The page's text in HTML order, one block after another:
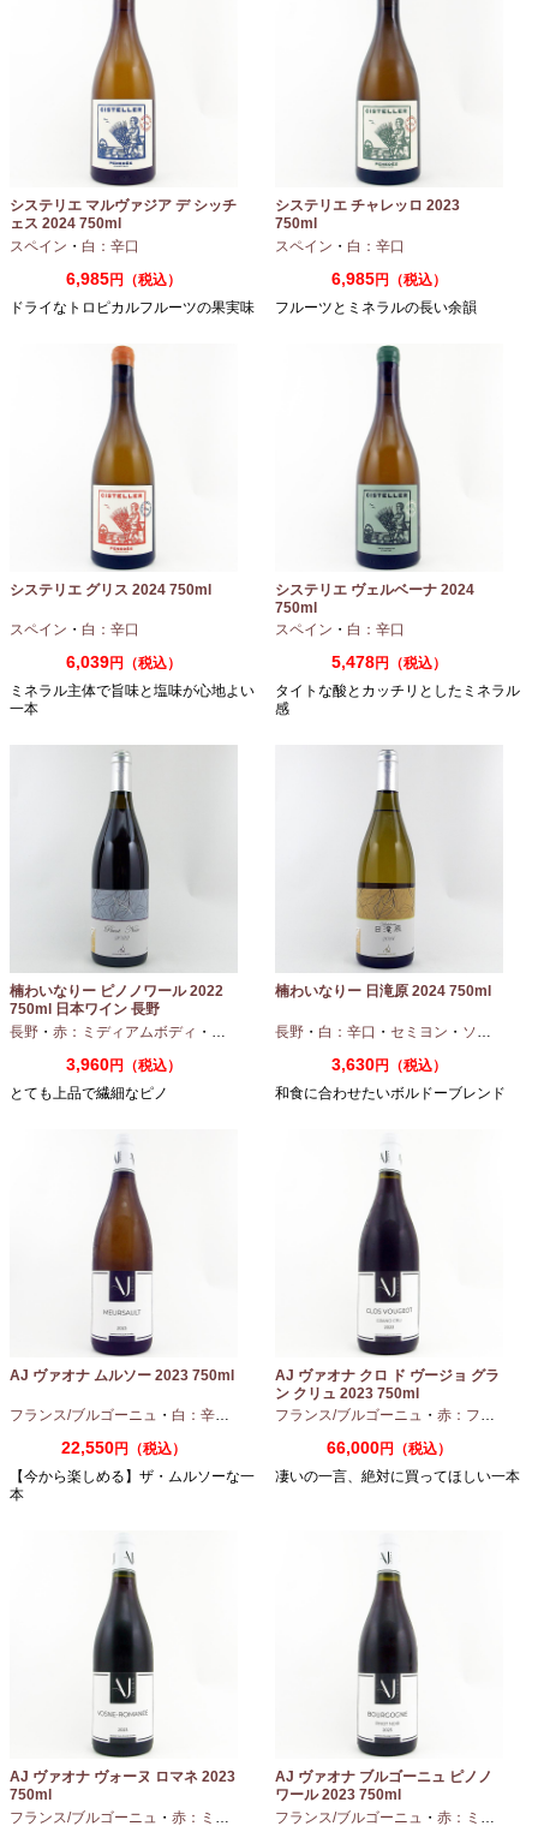
システリエ マルヴァジア デ シッチ
ェス 2024 750ml
スペイン ・ 白：辛口
6,985円（税込）
ドライなトロピカルフルーツの果実味
システリエ チャレッロ 2023
750ml
スペイン ・ 白：辛口
6,985円（税込）
フルーツとミネラルの長い余韻
システリエ グリス 2024 750ml
スペイン ・ 白：辛口
6,039円（税込）
ミネラル主体で旨味と塩味が心地よい
一本
システリエ ヴェルベーナ 2024
750ml
スペイン ・ 白：辛口
5,478円（税込）
タイトな酸とカッチリとしたミネラル
感
楠わいなりー ピノノワール 2022
750ml 日本ワイン 長野
長野 ・ 赤：ミディアムボディ ・ ピノノワール
3,960円（税込）
とても上品で繊細なピノ
楠わいなりー 日滝原 2024 750ml
長野 ・ 白：辛口 ・ セミヨン ・ ソーヴィニオンブラン
3,630円（税込）
和食に合わせたいボルドーブレンド
AJ ヴァオナ ムルソー 2023 750ml
フランス/ブルゴーニュ ・ 白：辛口 シャルドネ
22,550円（税込）
【今から楽しめる】ザ・ムルソーな一
本
AJ ヴァオナ クロ ド ヴージョ グラ
ン クリュ 2023 750ml
フランス/ブルゴーニュ ・ 赤：フルボディ
66,000円（税込）
凄いの一言、絶対に買ってほしい一本
AJ ヴァオナ ヴォーヌ ロマネ 2023
750ml
フランス/ブルゴーニュ ・ 赤：ミディアムボディ ・ピノノワール
AJ ヴァオナ ブルゴーニュ ピノノ
ワール 2023 750ml
フランス/ブルゴーニュ ・ 赤：ミディアムボディ